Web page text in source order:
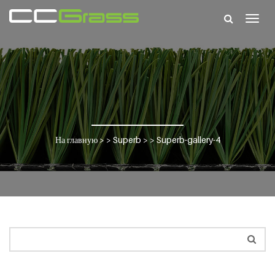
На главную> > Superb > > Superb-gallery-4